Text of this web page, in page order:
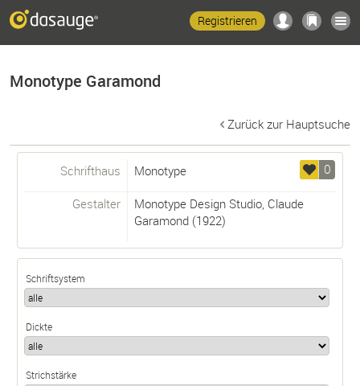
Registrieren
Monotype Garamond
Zurück zur Hauptsuche
0
Schrifthaus Monotype
Gestalter Monotype Design Studio, Claude
Garamond(1922)
Schriftsystem
Dickte
Strichstärke